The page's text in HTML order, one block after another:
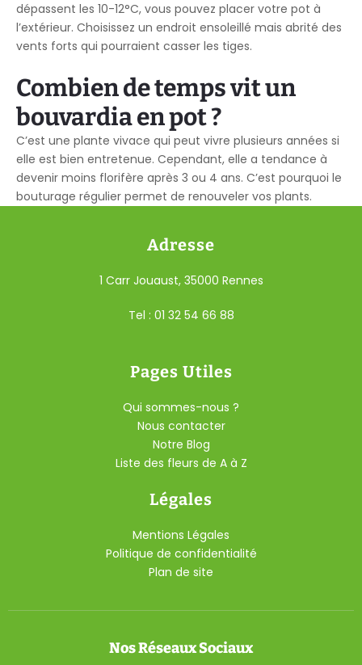
dépassent les 10-12°C, vous pouvez placer votre pot à
l’extérieur. Choisissez un endroit ensoleillé mais abrité des
vents forts qui pourraient casser les tiges.
Combien de temps vit un
bouvardia en pot ?
C’est une plante vivace qui peut vivre plusieurs années si
elle est bien entretenue. Cependant, elle a tendance à
devenir moins florifère après 3 ou 4 ans. C’est pourquoi le
bouturage régulier permet de renouveler vos plants.
Adresse
1 Carr Jouaust, 35000 Rennes
Tel : 01 32 54 66 88
Pages Utiles
Qui sommes-nous ?
Nous contacter
Notre Blog
Liste des fleurs de A à Z
Légales
Mentions Légales
Politique de confidentialité
Plan de site
Nos Réseaux Sociaux